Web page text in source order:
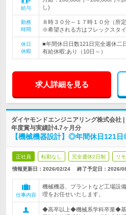
給与
し)
勤務
時間
８時３０分～１７時１０分（所
※希望される方はフレックスタ
休日
休暇
■年間休日日数121日完全週休二
有給休暇:あり（10日～）
求人詳細を見る
ダイヤモンドエンジニアリング株式会
年度賞与実績計4.7ヶ月分
【機械機器設計】◎年間休日121
正社員 転勤なし 完全週休2日制 リ
情報更新日：2026/02/24 終了予定日： 2026/
仕事内容
機械機器、プラントなど工場設
理をお任せいたします。
◆高卒以上◆機械系学科卒業◆